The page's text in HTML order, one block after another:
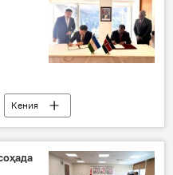
Кения